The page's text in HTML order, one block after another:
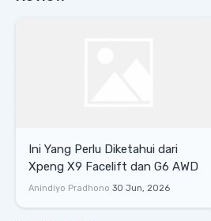
Ini Yang Perlu Diketahui dari
Xpeng X9 Facelift dan G6 AWD
Anindiyo Pradhono 30 Jun, 2026